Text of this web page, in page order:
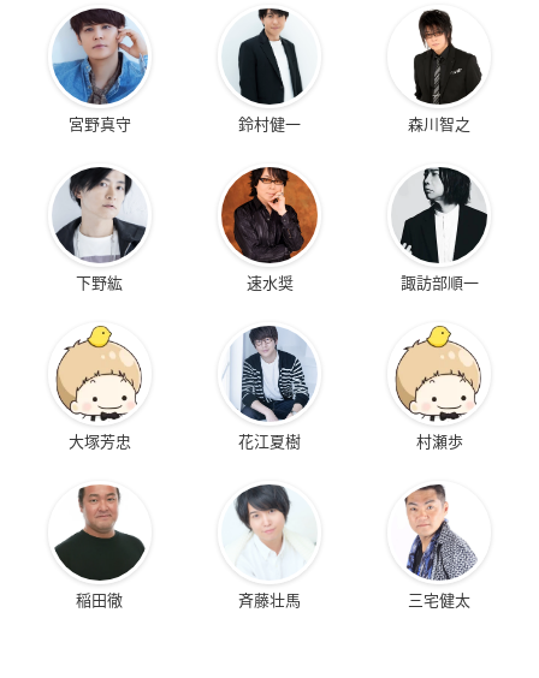
宮野真守 鈴村健一 森川智之
下野紘 速水奨 諏訪部順一
大塚芳忠 花江夏樹 村瀬歩
稲田徹 斉藤壮馬 三宅健太